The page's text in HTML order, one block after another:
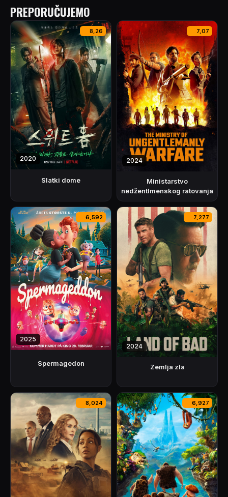
PREPORUČUJEMO
8,26
2020
Slatki dome
7,07
2024
Ministarstvo
nedžentlmenskog ratovanja
6,592
2025
Spermagedon
7,277
2024
Zemlja zla
8,024 6,927